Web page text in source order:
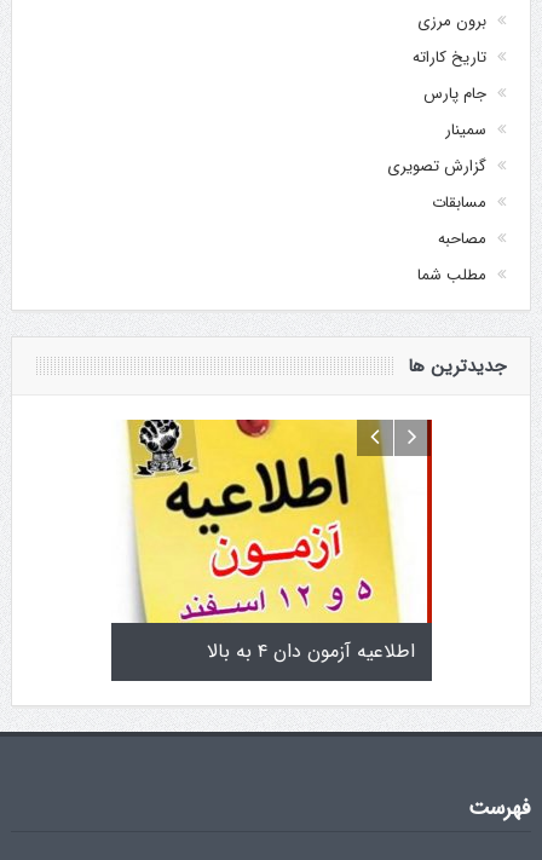
برون مرزی
تاریخ کاراته
جام پارس
سمینار
گزارش تصویری
مسابقات
مصاحبه
مطلب شما
جدیدترین ها
اطلاعیه آزمون تولد کایچو سن سی گوگن یاماگوچی
فهرست